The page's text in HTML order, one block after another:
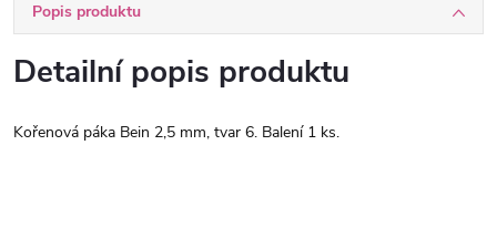
Popis produktu
Detailní popis produktu
Kořenová páka Bein 2,5 mm, tvar 6. Balení 1 ks.